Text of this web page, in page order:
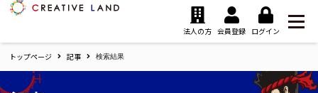
ク
エ
イ
テ
ィ
法人の方 会員登録 ログイン
トップページ 記事 検索結果